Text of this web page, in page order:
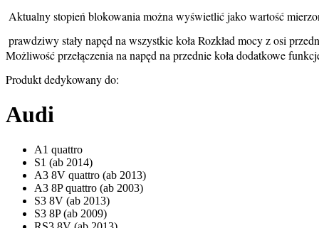
Aktualny stopień blokowania można wyświetlić jako wartość
prawdziwy stały napęd na wszystkie koła Rozkład mocy z osi
Możliwość przełączenia na napęd na przednie koła dodatkowe
Produkt dedykowany do:
Audi
A1 quattro
S1 (ab 2014)
A3 8V quattro (ab 2013)
A3 8P quattro (ab 2003)
S3 8V (ab 2013)
S3 8P (ab 2009)